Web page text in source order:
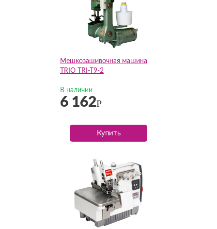
Мешкозашивочная машина
TRIO TRI-T9-2
В наличии
6 162Р
Купить